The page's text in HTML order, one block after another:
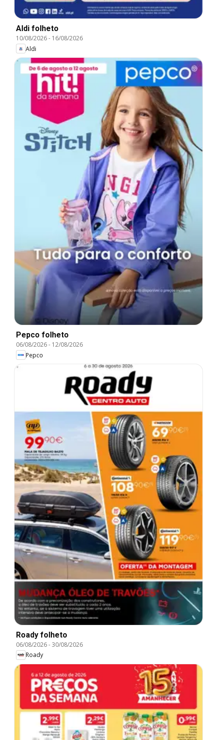
Aldi folheto
10/08/2026- 16/08/2026
Aldi
Pepco folheto
06/08/2026- 12/08/2026
Pepco
Roady folheto
06/08/2026-30/08/2026
Roady